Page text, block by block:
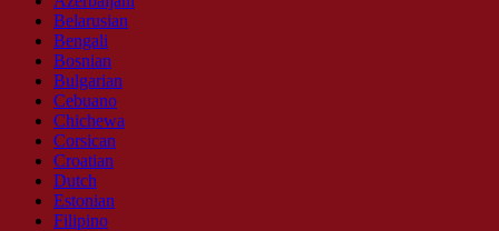
Belarusian
Bengali
Bosnian
Bulgarian
Cebuano
Chichewa
Corsican
Croatian
Dutch
Estonian
Filipino